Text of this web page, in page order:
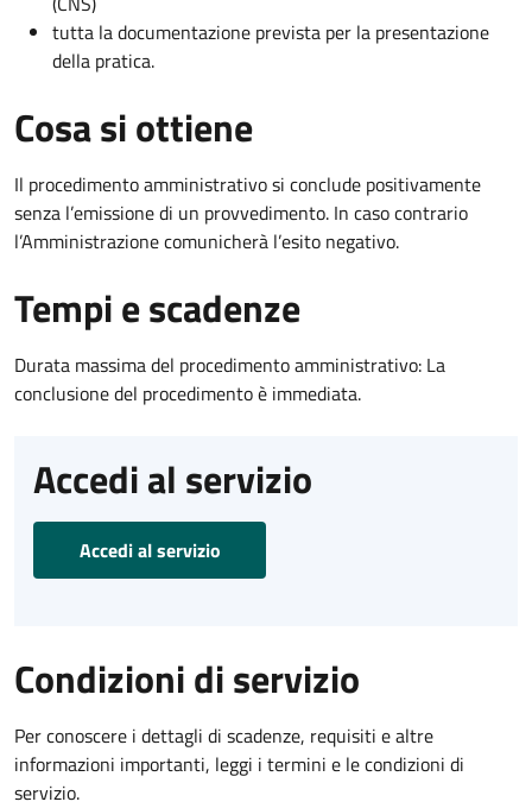
tutta la documentazione prevista per la presentazione
della pratica.
Cosa si ottiene
Il procedimento amministrativo si conclude positivamente
senza l’emissione di un provvedimento. In caso contrario
l’Amministrazione comunicherà l’esito negativo.
Tempi e scadenze
Durata massima del procedimento amministrativo: La
conclusione del procedimento è immediata.
Accedi al servizio
Accedi al servizio
Condizioni di servizio
Per conoscere i dettagli di scadenze, requisiti e altre
informazioni importanti, leggi i termini e le condizioni di
servizio.